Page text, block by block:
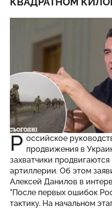
Р оссийское
продвижения в
захватчики
артиллерии. Об этом
Алексей Данилов в
"После первых ошибок
тактику. На начальном